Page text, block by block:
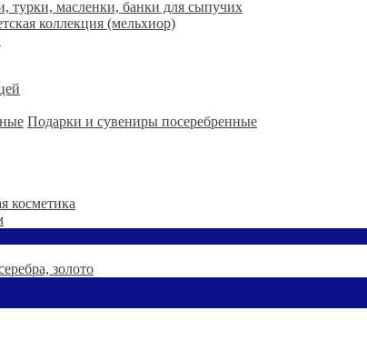
турки, масленки, банки для сыпучих
коллекция (мельхиор)
Подарки и сувениры посеребренные
косметика
золото